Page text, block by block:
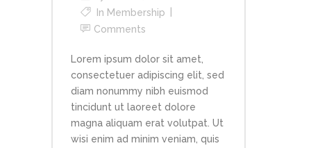
In Membership
Comments
Lorem ipsum dolor sit amet,
consectetuer adipiscing elit, sed
diam nonummy nibh euismod
tincidunt ut laoreet dolore
magna aliquam erat volutpat. Ut
wisi enim ad minim veniam, quis